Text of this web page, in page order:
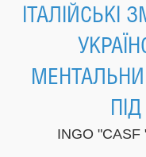
ІТАЛІЙСЬКІ
INGO "CASF